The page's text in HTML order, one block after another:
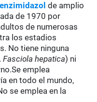
de amplio
de 1970 por
de numerosas
los estadios
No tiene ninguna
Fasciola hepatica) ni
emplea
en todo el mundo,
se emplea en la